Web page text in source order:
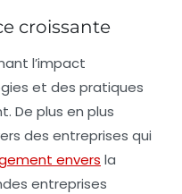
croissante
l’impact
et des pratiques
De plus en plus
des entreprises qui
envers la
entreprises